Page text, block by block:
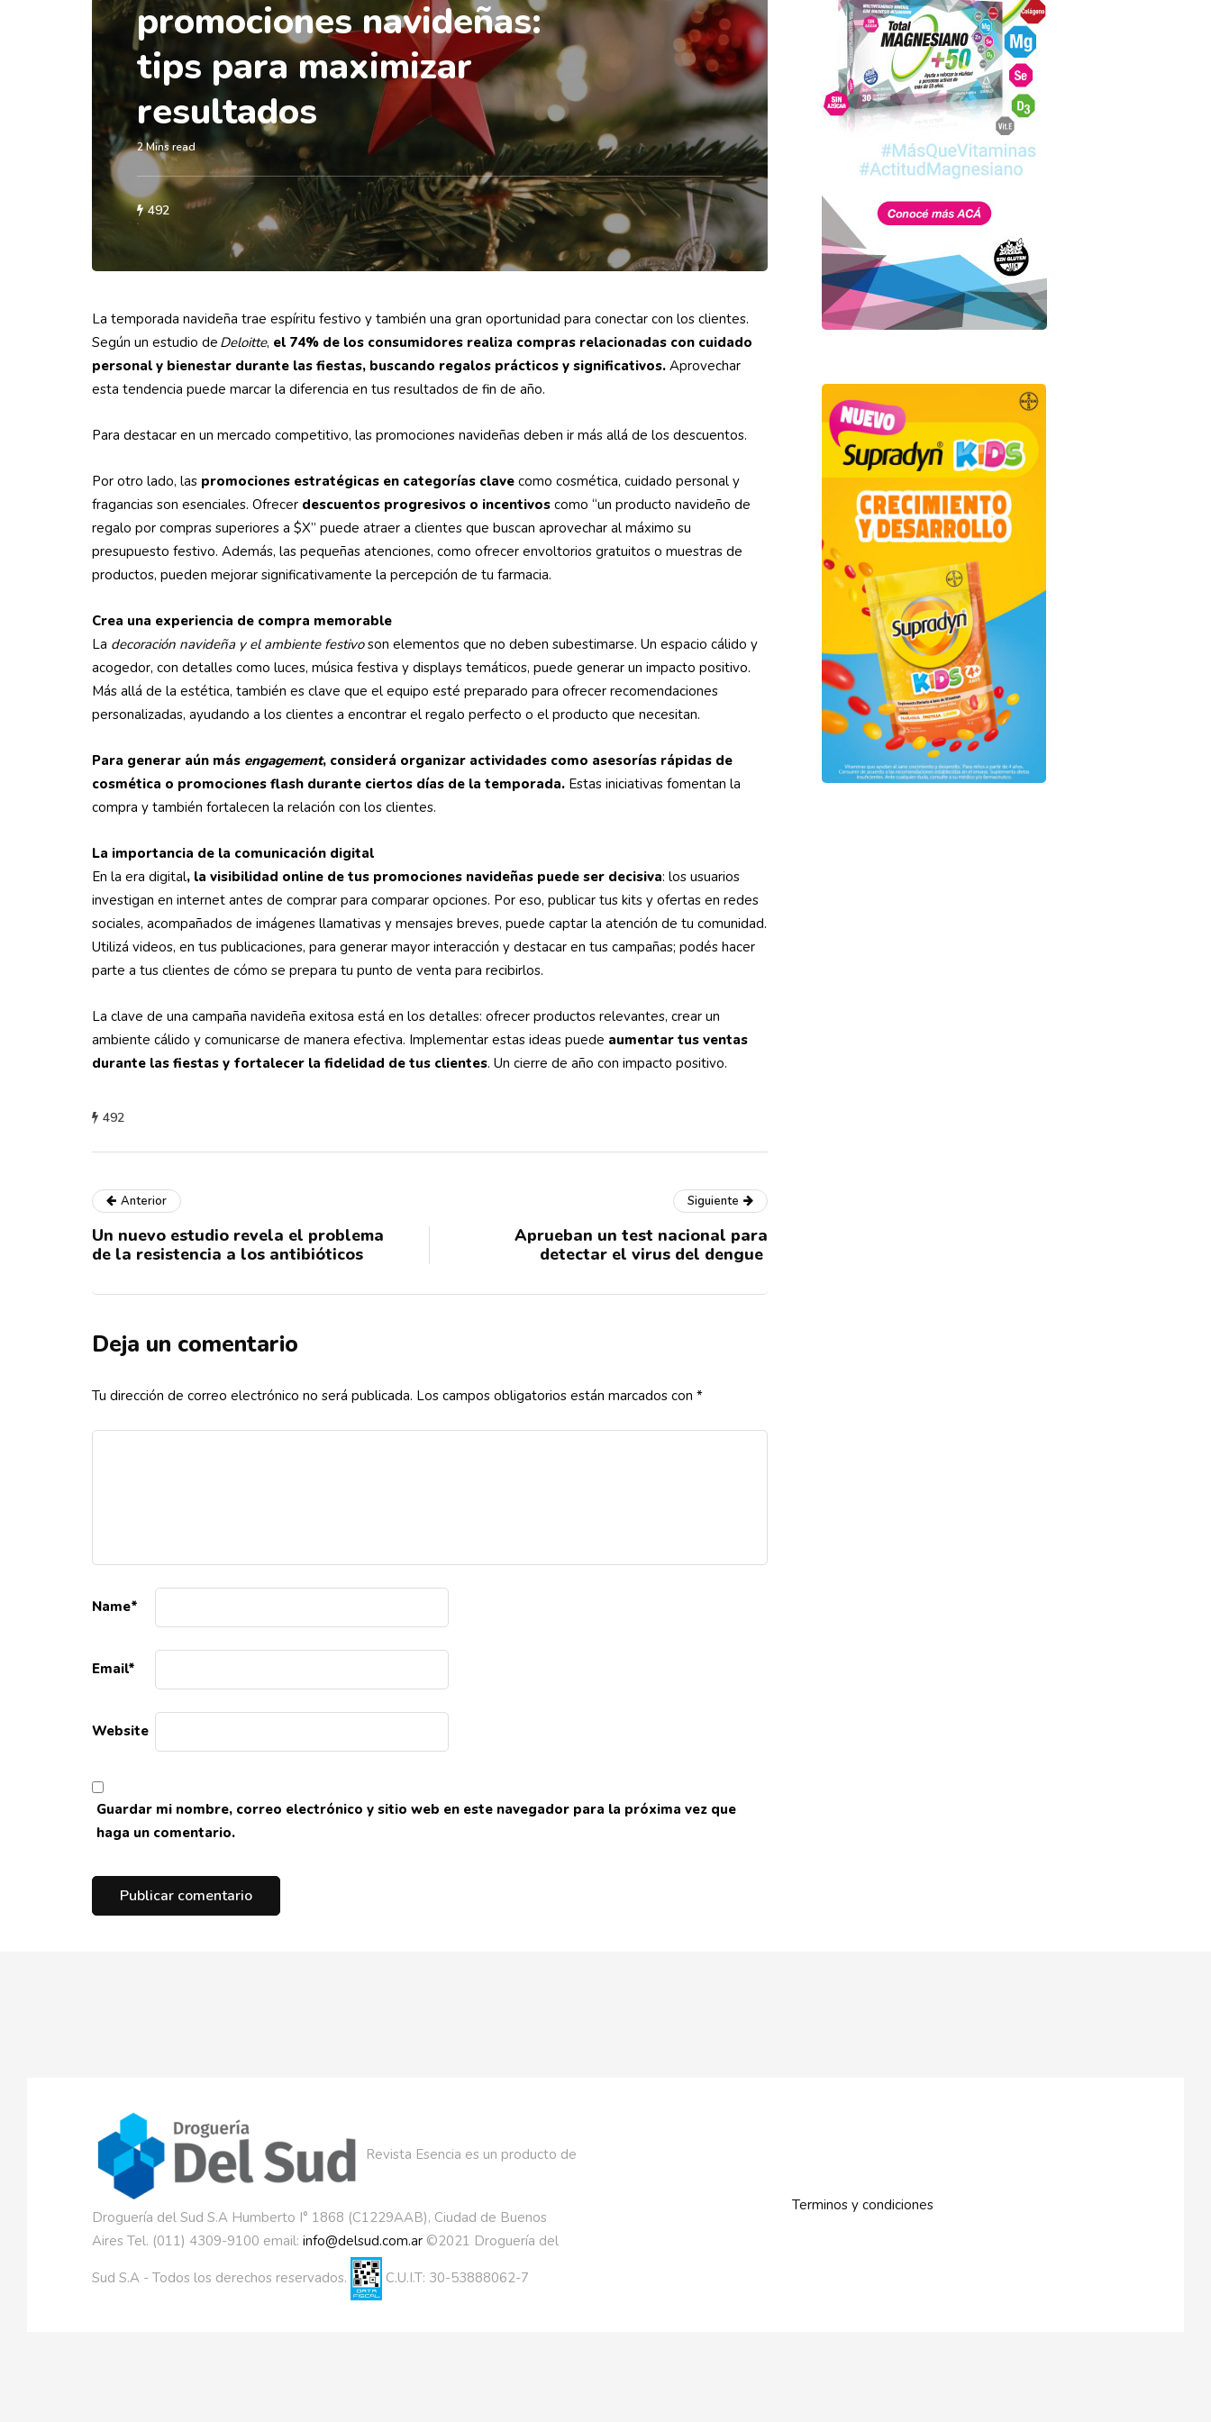
promociones navideñas:
tips para maximizar
resultados
2 Mins read
492
La temporada navideña trae espíritu festivo y también una gran oportunidad para conectar con los clientes.
Según un estudio de Deloitte, el 74% de los consumidores realiza compras relacionadas con cuidado
personal y bienestar durante las fiestas, buscando regalos prácticos y significativos. Aprovechar
esta tendencia puede marcar la diferencia en tus resultados de fin de año.
Para destacar en un mercado competitivo, las promociones navideñas deben ir más allá de los descuentos.
Por otro lado, las promociones estratégicas en categorías clave como cosmética, cuidado personal y
fragancias son esenciales. Ofrecer descuentos progresivos o incentivos como “un producto navideño de
regalo por compras superiores a $X” puede atraer a clientes que buscan aprovechar al máximo su
presupuesto festivo. Además, las pequeñas atenciones, como ofrecer envoltorios gratuitos o muestras de
productos, pueden mejorar significativamente la percepción de tu farmacia.
Crea una experiencia de compra memorable
La decoración navideña y el ambiente festivoson elementos que no deben subestimarse. Un espacio cálido y
acogedor, con detalles como luces, música festiva y displays temáticos, puede generar un impacto positivo.
Más allá de la estética, también es clave que el equipo esté preparado para ofrecer recomendaciones
personalizadas, ayudando a los clientes a encontrar el regalo perfecto o el producto que necesitan.
Para generar aún más engagement, considerá organizar actividades como asesorías rápidas de
cosmética o promociones flash durante ciertos días de la temporada. Estas iniciativas fomentan la
compra y también fortalecen la relación con los clientes.
La importancia de la comunicación digital
En la era digital, la visibilidad online de tus promociones navideñas puede ser decisiva: los usuarios
investigan en internet antes de comprar para comparar opciones. Por eso, publicar tus kits y ofertas en redes
sociales, acompañados de imágenes llamativas y mensajes breves, puede captar la atención de tu comunidad.
Utilizá videos, en tus publicaciones, para generar mayor interacción y destacar en tus campañas; podés hacer
parte a tus clientes de cómo se prepara tu punto de venta para recibirlos.
La clave de una campaña navideña exitosa está en los detalles: ofrecer productos relevantes, crear un
ambiente cálido y comunicarse de manera efectiva. Implementar estas ideas puede aumentar tus ventas
durante las fiestas y fortalecer la fidelidad de tus clientes. Un cierre de año con impacto positivo.
492
Anterior
Un nuevo estudio revela el problema
de la resistencia a los antibióticos
Siguiente
Aprueban un test nacional para
detectar el virus del dengue
Deja un comentario
Tu dirección de correo electrónico no será publicada. Los campos obligatorios están marcados con *
Name*
Email*
Website
Guardar mi nombre, correo electrónico y sitio web en este navegador para la próxima vez que
haga un comentario.
Revista Esencia es un producto de
Droguería del Sud S.A Humberto I° 1868 (C1229AAB), Ciudad de Buenos
Aires Tel. (011) 4309-9100 email: info@delsud.com.ar ©2021 Droguería del
Sud S.A - Todos los derechos reservados. C.U.I.T: 30-53888062-7
Terminos y condiciones